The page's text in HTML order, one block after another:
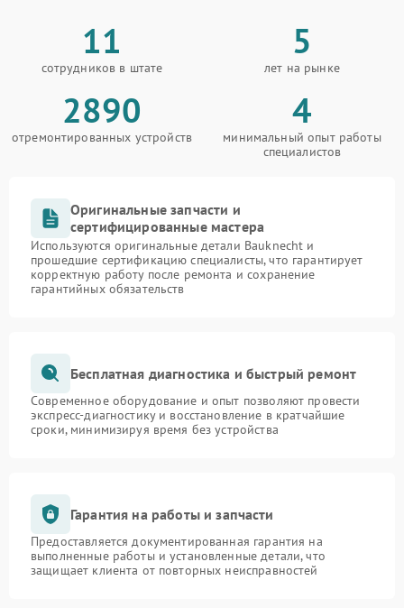
11
сотрудников в штате
5
лет на рынке
2890
отремонтированных устройств
4
минимальный опыт работы
специалистов
Оригинальные запчасти и
сертифицированные мастера
Используются оригинальные детали Bauknecht и
прошедшие сертификацию специалисты, что гарантирует
корректную работу после ремонта и сохранение
гарантийных обязательств
Бесплатная диагностика и быстрый ремонт
Современное оборудование и опыт позволяют провести
экспресс-диагностику и восстановление в кратчайшие
сроки, минимизируя время без устройства
Гарантия на работы и запчасти
Предоставляется документированная гарантия на
выполненные работы и установленные детали, что
защищает клиента от повторных неисправностей